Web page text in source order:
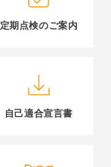
定期点検のご案内
自己適合宣言書